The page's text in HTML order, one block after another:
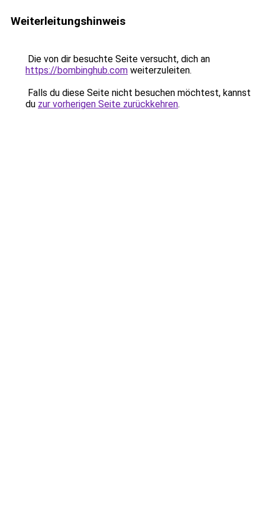
Weiterleitungshinweis
Die von dir besuchte Seite versucht, dich an
https://bombinghub.com weiterzuleiten.
Falls du diese Seite nicht besuchen möchtest, kannst
du zur vorherigen Seite zurückkehren.